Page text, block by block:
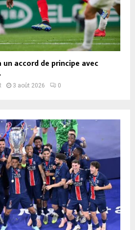
accord de principe avec
3 août 2026 0